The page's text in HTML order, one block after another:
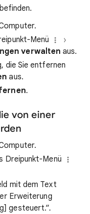
Menü
verwalten aus.
die Sie entfernen
aus.
.
von einer
Dreipunkt-Menü
mit dem Text
Erweiterung
gesteuert.“.